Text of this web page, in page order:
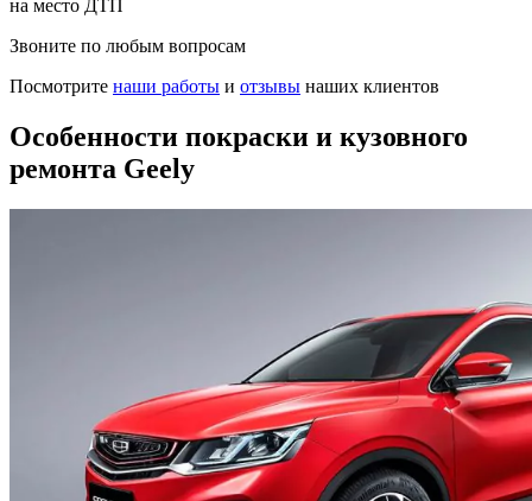
на место ДТП
Звоните по любым вопросам
Посмотрите наши работы и отзывы наших клиентов
Особенности покраски и кузовного
ремонта Geely